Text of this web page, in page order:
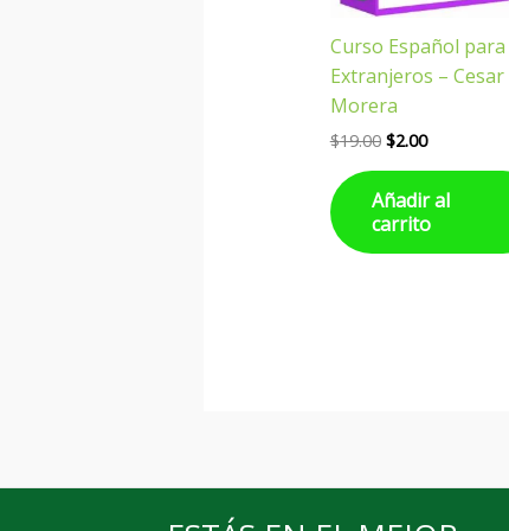
Curso Español para
Extranjeros – Cesar
Morera
$19.00 $2.00
Añadir al
carrito